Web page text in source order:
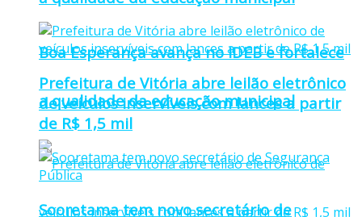
Boa Esperança avança no IDEB e fortalece
a qualidade da educação municipal
Prefeitura de Vitória abre leilão eletrônico
de veículos inservíveis com lances a partir
de R$ 1,5 mil
Sooretama tem novo secretário de